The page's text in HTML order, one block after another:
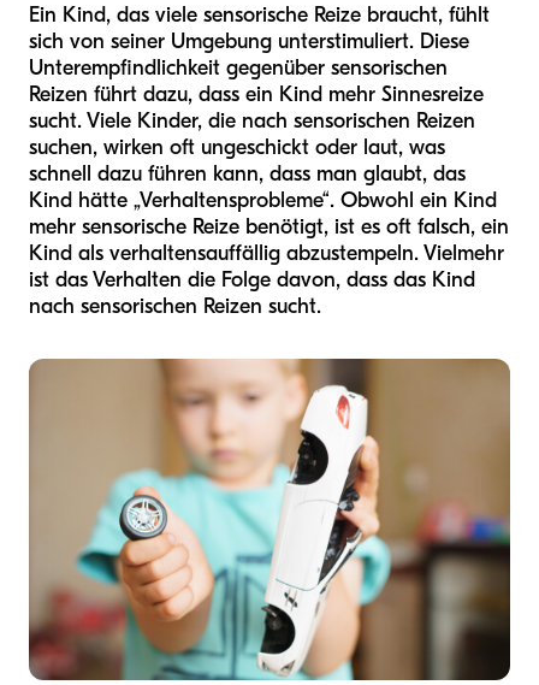
Ein Kind, das viele sensorische Reize braucht, fühlt
sich von seiner Umgebung unterstimuliert. Diese
Unterempfindlichkeit gegenüber sensorischen
Reizen führt dazu, dass ein Kind mehr Sinnesreize
sucht. Viele Kinder, die nach sensorischen Reizen
suchen, wirken oft ungeschickt oder laut, was
schnell dazu führen kann, dass man glaubt, das
Kind hätte „Verhaltensprobleme“. Obwohl ein Kind
mehr sensorische Reize benötigt, ist es oft falsch, ein
Kind als verhaltensauffällig abzustempeln. Vielmehr
ist das Verhalten die Folge davon, dass das Kind
nach sensorischen Reizen sucht.